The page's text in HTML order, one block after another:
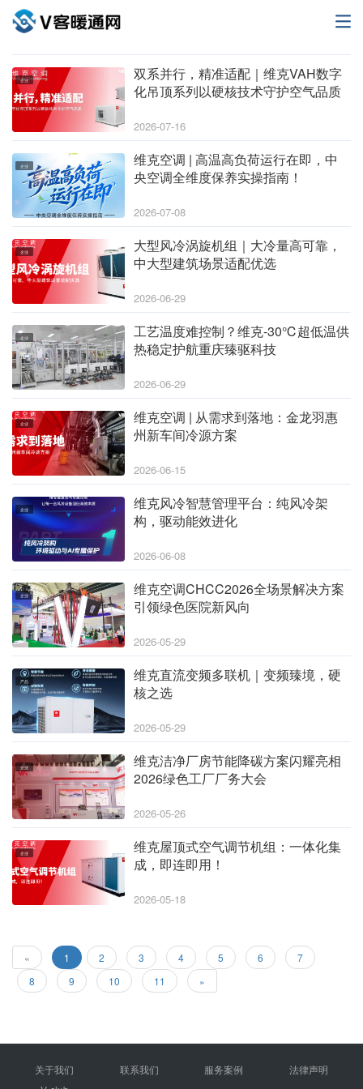
企业
双系并行，精准适配｜维克VAH数字
化吊顶系列以硬核技术守护空气品质
2026-07-16
企业
维克空调 | 高温高负荷运行在即，中
央空调全维度保养实操指南！
2026-07-08
企业
大型风冷涡旋机组｜大冷量高可靠，
中大型建筑场景适配优选
2026-06-29
企业
工艺温度难控制？维克-30℃超低温供
热稳定护航重庆臻驱科技
2026-06-29
企业
维克空调 | 从需求到落地：金龙羽惠
州新车间冷源方案
2026-06-15
企业
维克风冷智慧管理平台：纯风冷架
构，驱动能效进化
2026-06-08
企业
维克空调CHCC2026全场景解决方案
引领绿色医院新风向
2026-05-29
产品
维克直流变频多联机｜变频臻境，硬
核之选
2026-05-29
企业
维克洁净厂房节能降碳方案闪耀亮相
2026绿色工厂厂务大会
2026-05-26
企业
维克屋顶式空气调节机组：一体化集
成，即连即用！
2026-05-18
« 1 2 3 4 5 6
7
8
9 10 11 »
关于我们 联系我们 服务案例
法律声明